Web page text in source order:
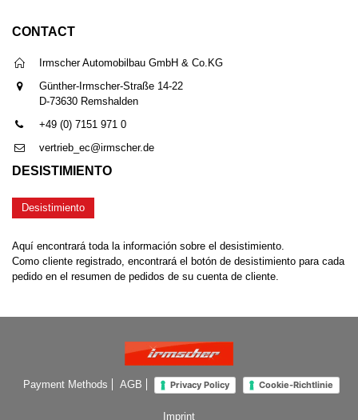
CONTACT
Irmscher Automobilbau GmbH & Co.KG
Günther-Irmscher-Straße 14-22
D-73630 Remshalden
+49 (0) 7151 971 0
vertrieb_ec@irmscher.de
DESISTIMIENTO
Desistimiento
Aquí encontrará toda la información sobre el desistimiento.
Como cliente registrado, encontrará el botón de desistimiento para cada
pedido en el resumen de pedidos de su cuenta de cliente.
Payment Methods AGB Privacy Policy Cookie-Richtlinie
Imprint